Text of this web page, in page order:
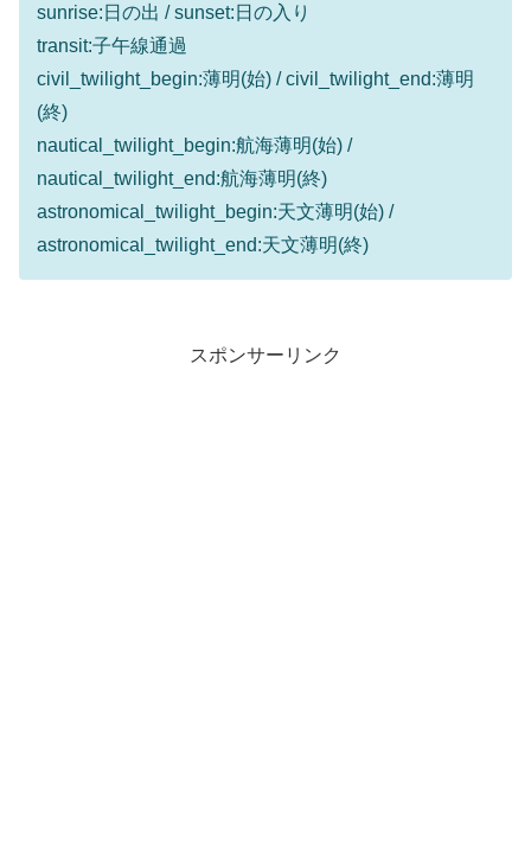
sunrise:日の出 / sunset:日の入り
transit:子午線通過
civil_twilight_begin:薄明(始) / civil_twilight_end:薄明
(終)
nautical_twilight_begin:航海薄明(始) /
nautical_twilight_end:航海薄明(終)
astronomical_twilight_begin:天文薄明(始) /
astronomical_twilight_end:天文薄明(終)
スポンサーリンク